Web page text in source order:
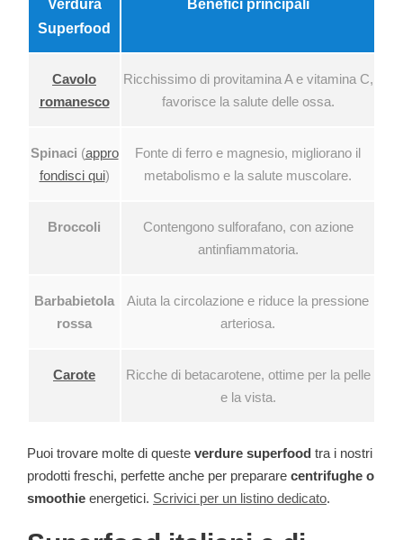
Verdura
Superfood
Benefici principali
Cavolo
romanesco
Ricchissimo di provitamina A e vitamina C,
favorisce la salute delle ossa.
Spinaci (appro
fondisci qui)
Fonte di ferro e magnesio, migliorano il
metabolismo e la salute muscolare.
Broccoli
Contengono sulforafano, con azione
antinfiammatoria.
Barbabietola
rossa
Aiuta la circolazione e riduce la pressione
arteriosa.
Carote
Ricche di betacarotene, ottime per la pelle
e la vista.
Puoi trovare molte di queste verdure superfood tra i nostri
prodotti freschi, perfette anche per preparare centrifughe o
smoothie energetici. Scrivici per un listino dedicato.